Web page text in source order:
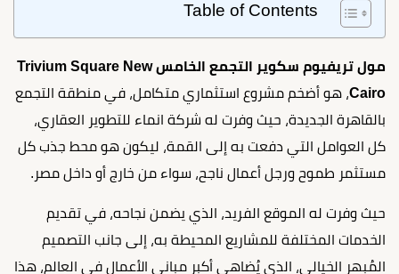
Table of Contents
مول تريفيوم سكوير التجمع الخامس Trivium Square New
Cairo، هو أضخم مشروع استثماري متكامل، في منطقة التجمع
بالقاهرة الجديدة، حيث وفرت له شركة انماء للتطوير العقاري،
كل العوامل التي دفعت به إلى القمة، ليكون هو محط جذب كل
مستثمر طموح ورجل أعمال ناجح، سواء من خارج أو داخل مصر.
حيث وفرت له الموقع الفريد، الذي يضمن نجاحه، في تقديم
الخدمات المختلفة للمشاريع المحيطة به، إلى جانب التصميم
المُبهر الخيالي، الذي يُضاهي أكبر مباني الأعمال في العالم، هذا